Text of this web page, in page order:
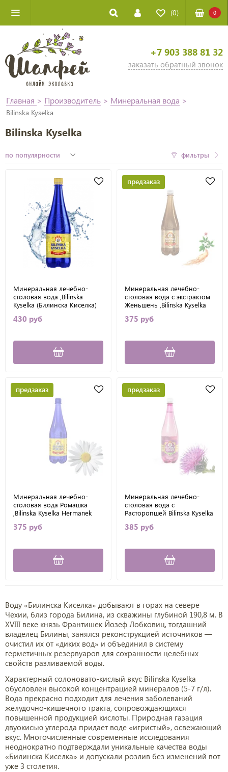
(0) 0
+7 903 388 81 32
заказать обратный звонок
Главная > Производитель > Минеральная вода >
Bilinska Kyselka
Bilinska Kyselka
фильтры
Минеральная лечебно-
столовая вода ,Bilinska
Kyselka (Билинска Киселка)
430 руб
предзаказ
Минеральная лечебно-
столовая вода с экстрактом
Женьшень ,Bilinska Kyselka
375 руб
предзаказ
Минеральная лечебно-
столовая вода Ромашка
,Bilinska Kyselka Hermanek
375 руб
предзаказ
Минеральная лечебно-
столовая вода с
Расторопшей Bilinska Kyselka
385 руб
Воду «Билинска Киселка» добывают в горах на севере
Чехии, близ города Билина, из скважины глубиной 190,8 м. В
XVIII веке князь Франтишек Йозеф Лобковиц, тогдашний
владелец Билины, занялся реконструкцией источников —
очистил их от «диких вод» и объединил в систему
герметичных резервуаров для сохранности целебных
свойств разливаемой воды.
Характерный солоновато-кислый вкус Bilinska Kyselka
обусловлен высокой концентрацией минералов (5-7 г/л).
Вода прекрасно подходит для лечения заболеваний
желудочно-кишечного тракта, сопровождающихся
повышенной продукцией кислоты. Природная газация
двуокисью углерода придает воде «игристый», освежающий
вкус. Многочисленные современные исследования
неоднократно подтверждали уникальные качества воды
«Билинска Киселка» и допускали розлив без изменений вот
уже 3 столетия.